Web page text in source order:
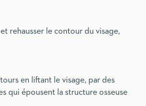
rehausser le contour du visage,
en liftant le visage, par des
qui épousent la structure osseuse